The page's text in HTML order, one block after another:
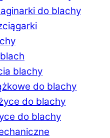
do blachy
blachy
do blachy
do blachy
do blachy